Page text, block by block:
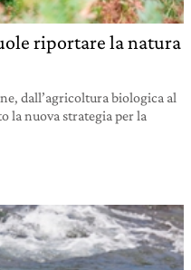
riportare la natura
dall’agricoltura biologica al
la nuova strategia per la